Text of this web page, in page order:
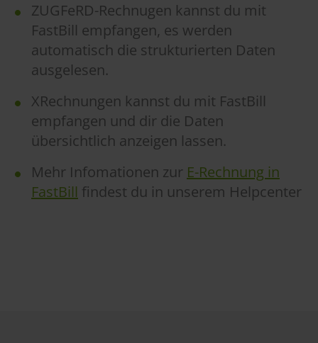
ZUGFeRD-Rechnugen kannst du mit
FastBill empfangen, es werden
automatisch die strukturierten Daten
ausgelesen.
XRechnungen kannst du mit FastBill
empfangen und dir die Daten
übersichtlich anzeigen lassen.
Mehr Infomationen zur E-Rechnung in
FastBill findest du in unserem Helpcenter